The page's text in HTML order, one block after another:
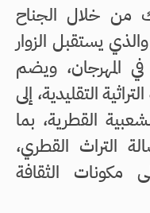
من خلال الجناح
يستقبل الزوار
المهرجان، ويضم
التقليدية، إلى
القطرية، بما
التراث القطري،
مكونات الثقافة